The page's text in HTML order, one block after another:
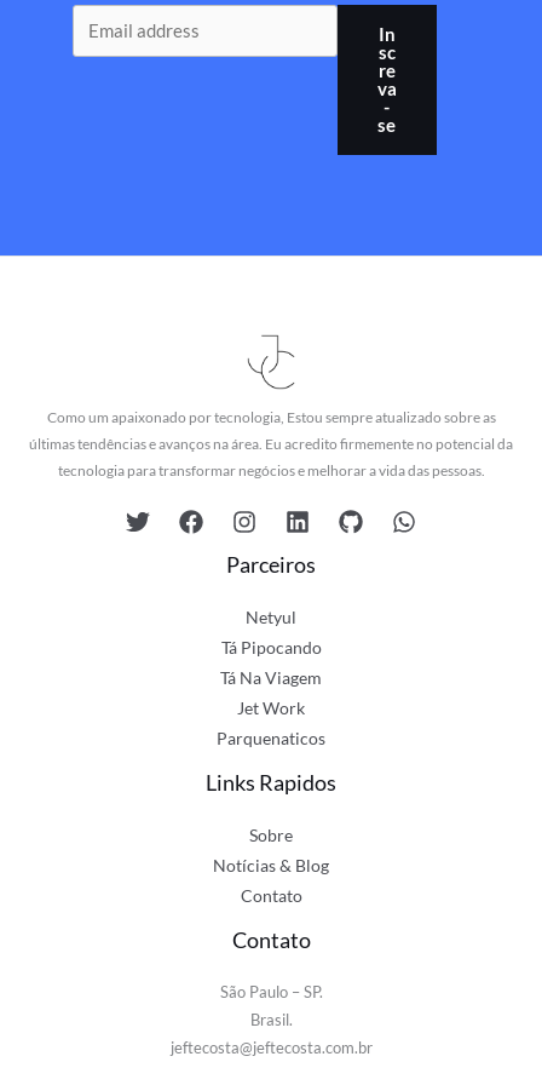
In
sc
re
va
-
se
Como um apaixonado por tecnologia, Estou sempre atualizado sobre as
últimas tendências e avanços na área. Eu acredito firmemente no potencial da
tecnologia para transformar negócios e melhorar a vida das pessoas.
Parceiros
Netyul
Tá Pipocando
Tá Na Viagem
Jet Work
Parquenaticos
Links Rapidos
Sobre
Notícias & Blog
Contato
Contato
São Paulo – SP.
Brasil.
jeftecosta@jeftecosta.com.br